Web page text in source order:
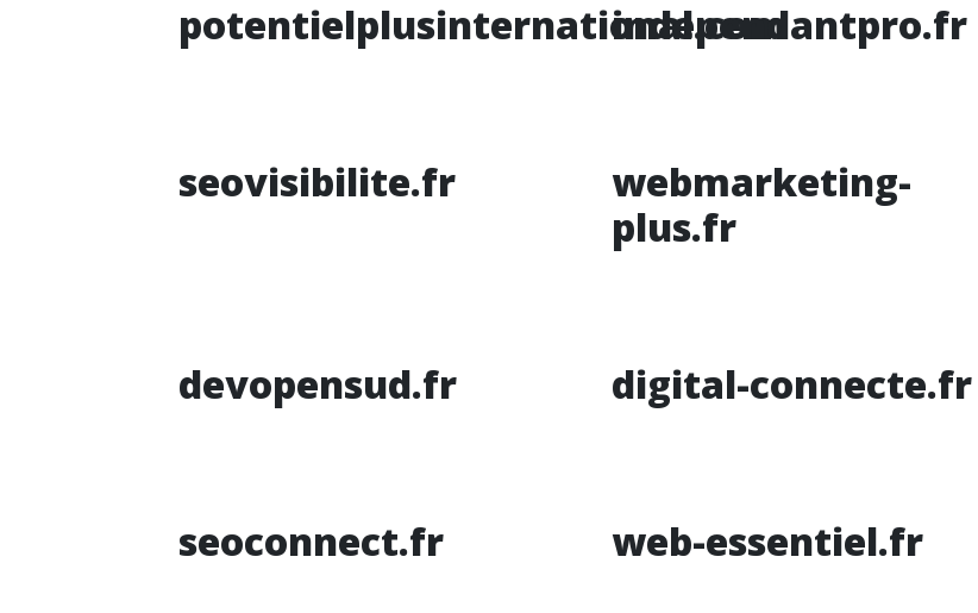
potentielplusinternational.comindependantpro.fr
seovisibilite.fr
webmarketing-
plus.fr
devopensud.fr digital-connecte.fr
seoconnect.fr web-essentiel.fr